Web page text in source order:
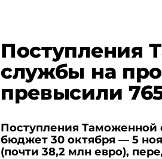
Поступления
службы на
превысили
Поступления Таможенной
бюджет 30 октября — 5
(почти 38,2 млн евро),